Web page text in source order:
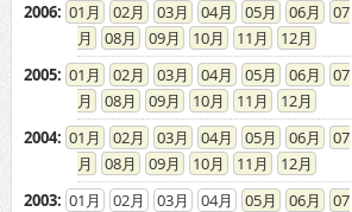
2006: 01 02 03 04 05 06
07
08
09 10 11
12
2005: 01 02 03 04 05 06
07
08
09 10 11
12
2004: 01 02 03 04 05 06
07
08
09 10 11
12
2003: 01 02 03 04 05 06
07